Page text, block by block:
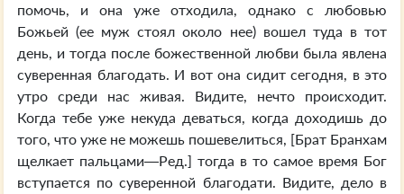
помочь, и она уже отходила, однако с любовью
Божьей (ее муж стоял около нее) вошел туда в тот
день, и тогда после божественной любви была явлена
суверенная благодать. И вот она сидит сегодня, в это
утро среди нас живая. Видите, нечто происходит.
Когда тебе уже некуда деваться, когда доходишь до
того, что уже не можешь пошевелиться, [Брат Бранхам
щелкает пальцами—Ред.] тогда в то самое время Бог
вступается по суверенной благодати. Видите, дело в